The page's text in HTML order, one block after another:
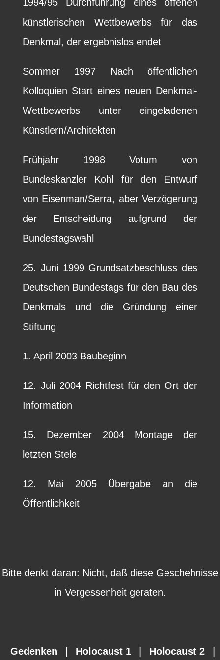
1994/95 Durchführung eines offenen
künstlerischen Wettbewerbs für das
Denkmal, der ergebnislos endet
Sommer 1997 Nach öffentlichen
Kolloquien Start eines neuen Denkmal-
Wettbewerbs unter eingeladenen
Künstlern/Architekten
Frühjahr 1998 Votum von
Bundeskanzler Kohl für den Entwurf
von Eisenman/Serra, aber Verzögerung
der Entscheidung aufgrund der
Bundestagswahl
25. Juni 1999 Grundsatzbeschluss des
Deutschen Bundestags für den Bau des
Denkmals und die Gründung einer
Stiftung
1. April 2003 Baubeginn
12. Juli 2004 Richtfest für den Ort der
Information
15. Dezember 2004 Montage der
letzten Stele
12. Mai 2005 Übergabe an die
Öffentlichkeit
Bitte denkt daran: Nicht, daß diese Geschehnisse
in Vergessenheit geraten.
Gedenken Holocaust 1 Holocaust 2